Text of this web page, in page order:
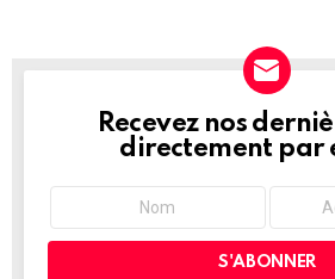
NEWSLETTER
Recevez nos
directement par